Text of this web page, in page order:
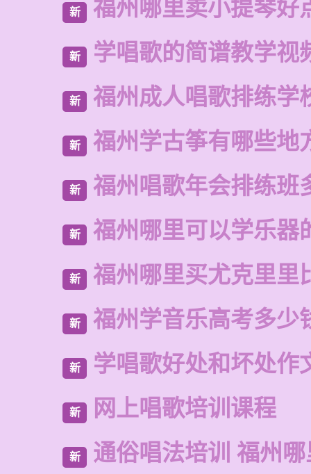
新 福州哪里卖小提琴好
新 学唱歌的简谱教学视
新 福州成人唱歌排练学
新 福州学古筝有哪些地
新 福州唱歌年会排练班
新 福州哪里可以学乐器
新 福州哪里买尤克里里
新 福州学音乐高考多少
新 学唱歌好处和坏处作
新 网上唱歌培训课程
新 通俗唱法培训 福州